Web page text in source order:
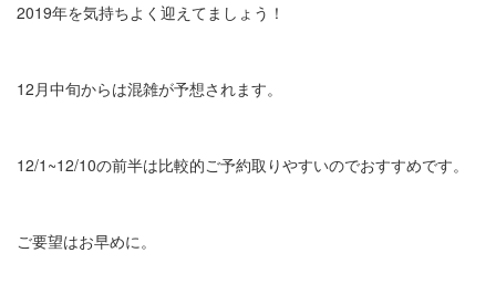
2019年を気持ちよく迎えてましょう！
12月中旬からは混雑が予想されます。
12/1~12/10の前半は比較的ご予約取りやすいのでおすすめです。
ご要望はお早めに。